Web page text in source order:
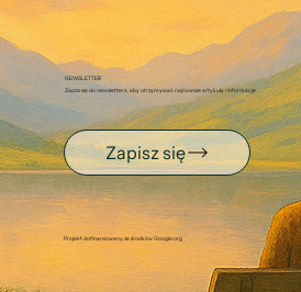
NEWSLETTER
Zapisz się do newslettera, aby otrzymywać najnowsze artykuły i informacje.
Zapisz się
Projekt dofinansowany ze środków Google.org